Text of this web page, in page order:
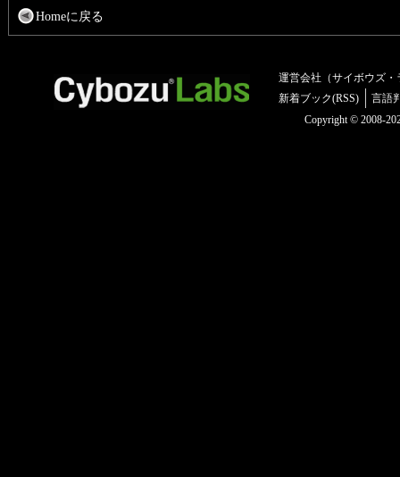
Homeに戻る
運営会社（サイボウズ・
新着ブック(RSS)
言語
Copyright © 2008-